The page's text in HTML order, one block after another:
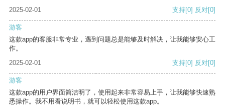
2025-02-01
支持[0] 反对[0]
游客
这款app的客服非常专业，遇到问题总是能够及时解决，让我能够安心工
作。
2025-02-01
支持[0] 反对[0]
游客
这款app的用户界面简洁明了，使用起来非常容易上手，让我能够快速熟
悉操作。我不用看说明书，就可以轻松使用这款app。